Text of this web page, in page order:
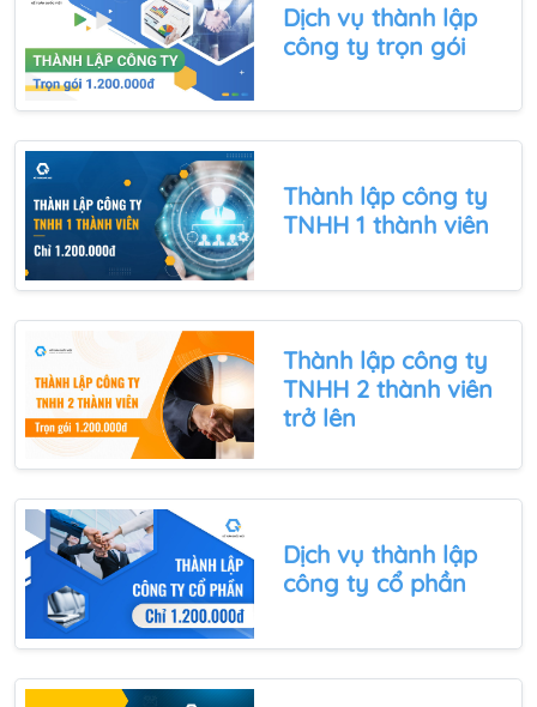
Dịch vụ thành lập
công ty trọn gói
Thành lập công ty
TNHH 1 thành viên
Thành lập công ty
TNHH 2 thành viên
trở lên
Dịch vụ thành lập
công ty cổ phần